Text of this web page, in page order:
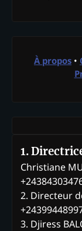
À propos •
1.
Christiane
2. Directeur
3. Djiress